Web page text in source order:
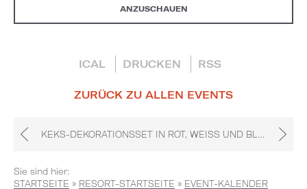
ANZUSCHAUEN
ICAL DRUCKEN RSS
ZURÜCK ZU ALLEN EVENTS
KEKS-DEKORATIONSSET IN ROT, WEISS UND BLAU
Sie sind hier:
STARTSEITE » RESORT-STARTSEITE » EVENT-KALENDER